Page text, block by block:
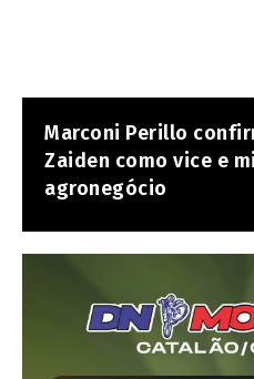
Marconi Perillo
Zaiden como vice e
agronegócio